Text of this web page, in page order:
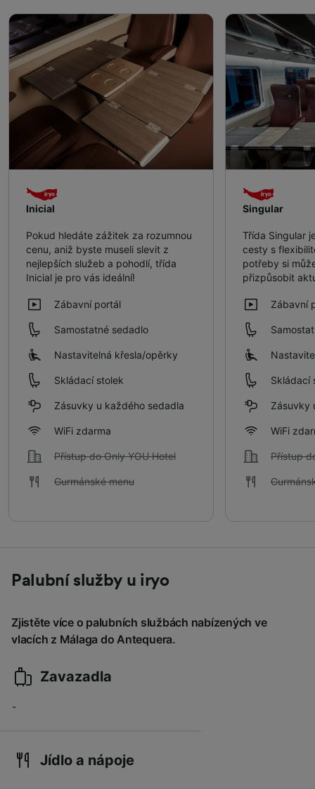
Inicial
Pokud hledáte zážitek za rozumnou
cenu, aniž byste museli slevit z
nejlepších služeb a pohodlí, třída
Inicial je pro vás ideální!
Zábavní portál
Samostatné sedadlo
Nastavitelná křesla/​opěrky
Skládací stolek
Zásuvky u každého sedadla
WiFi zdarma
Přístup do Only YOU Hotel
Gurmánské menu
Singular
Třída Singular
cesty s
potřeby si
přizpůsobit
Zábavní
Skládací
Zásuvky
WiFi
Přístup
Palubní služby u iryo
Zjistěte více o palubních službách nabízených ve
vlacích z Málaga do Antequera.
Zavazadla
-
Jídlo a nápoje